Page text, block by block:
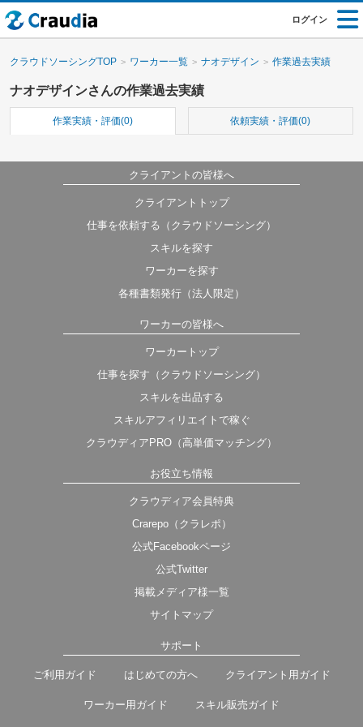
ログイン
クラウドソーシングTOP ワーカー一覧 ナオデザイン 作業過去実績
ナオデザインさんの作業過去実績
作業実績・評価(0) 依頼実績・評価(0)
クライアントの皆様へ
クライアントトップ
仕事を依頼する（クラウドソーシング）
スキルを探す
ワーカーを探す
各種書類発行（法人限定）
ワーカーの皆様へ
ワーカートップ
仕事を探す（クラウドソーシング）
スキルを出品する
スキルアフィリエイトで稼ぐ
クラウディアPRO（高単価マッチング）
お役立ち情報
クラウディア会員特典
Crarepo（クラレポ）
公式Facebookページ
公式Twitter
掲載メディア様一覧
サイトマップ
サポート
ご利用ガイド はじめての方へ クライアント用ガイド
ワーカー用ガイド スキル販売ガイド